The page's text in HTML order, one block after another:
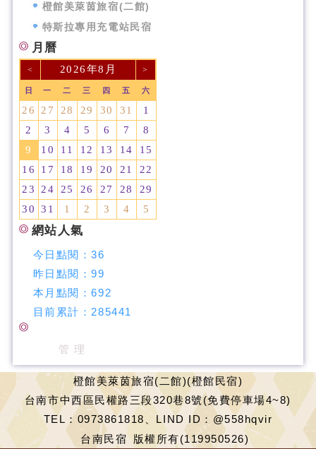
橙館美萊茵旅宿(二館)
特斯拉專用充電站民宿
月曆
< 2026年8月 >
日 一 二 三 四 五 六
26 27 28 29 30 31
1
2
3 4 5 6 7
8
9
10 11 12 13 14
15
16
17 18 19 20 21
22
23
24 25 26 27 28
29
30
31 1 2 3 4 5
網站人氣
今日點閱：36
昨日點閱：99
本月點閱：692
目前累計： 285441
管 理
橙館美萊茵旅宿(二館)(橙館民宿)
台南市中西區民權路三段320巷8號(免費停車場4~8)
TEL：0973861818、LIND ID：@558hqvir
台南民宿 版權所有(119950526)